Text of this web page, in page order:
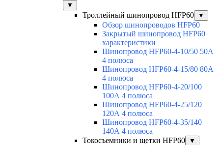
▼
Троллейный шинопровод HFP60 ▼
Обзор шинопроводов HFP60
Закрытый шинопровод HFP60
характеристики
Шинопровод HFP60-4-10/50 50А
4 полюса
Шинопровод HFP60-4-15/80 80А
4 полюса
Шинопровод HFP60-4-20/100
100А 4 полюса
Шинопровод HFP60-4-25/120
120А 4 полюса
Шинопровод HFP60-4-35/140
140А 4 полюса
Токосъемники и щетки HFP60
▼